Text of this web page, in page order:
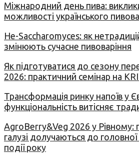
Міжнародний день пива:
можливості українського
Не-Saccharomyces: як
змінюють сучасне пивоваріння
Як підготуватися до сезону
2026: практичний семінар на
Трансформація ринку напоїв у
функціональність витісняє
AgroBerry&Veg 2026 у Рівному:
галузі долучаються до
події року